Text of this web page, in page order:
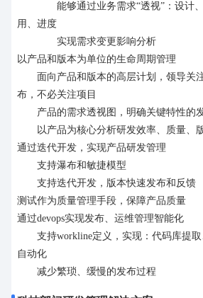
能够通过业务需求“透视”：设计
用、进度
实现需求变更影响分析
以产品和版本为单位的生命周期管理
面向产品和版本的高层计划，领导关
布，不必关注项目
产品的需求透视图，明确关键特性的
以产品为核心分析研发效率、质量、
通过迭代开发，实现产品研发管理
支持瀑布和敏捷模型
支持迭代开发，版本快速发布和反馈
测试作为质量管理手段，保障产品质量
通过devops实现发布、运维管理智能化
支持workline定义，实现：代码库提
自动化
减少繁琐、缓慢的发布过程